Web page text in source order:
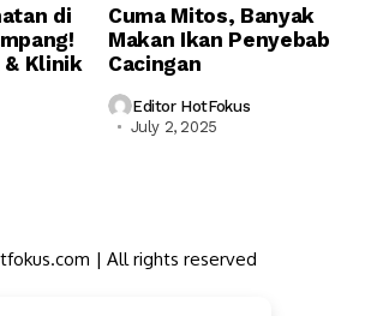
di
Klinik
Cuma Mitos, Banyak
Makan Ikan Penyebab
Cacingan
Editor HotFokus
July 2, 2025
| All rights reserved